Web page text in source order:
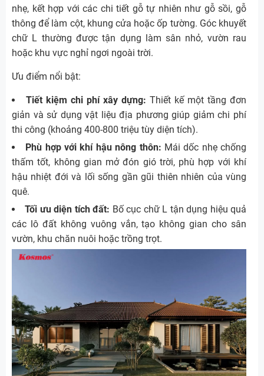
nhẹ, kết hợp với các chi tiết gỗ tự nhiên như gỗ sồi, gỗ
thông để làm cột, khung cửa hoặc ốp tường. Góc khuyết
chữ L thường được tận dụng làm sân nhỏ, vườn rau
hoặc khu vực nghỉ ngơi ngoài trời.
Ưu điểm nổi bật:
Tiết kiệm chi phí xây dựng: Thiết kế một tầng đơn
giản và sử dụng vật liệu địa phương giúp giảm chi phí
thi công (khoảng 400-800 triệu tùy diện tích).
Phù hợp với khí hậu nông thôn: Mái dốc nhẹ chống
thấm tốt, không gian mở đón gió trời, phù hợp với khí
hậu nhiệt đới và lối sống gần gũi thiên nhiên của vùng
quê.
Tối ưu diện tích đất: Bố cục chữ L tận dụng hiệu quả
các lô đất không vuông vắn, tạo không gian cho sân
vườn, khu chăn nuôi hoặc trồng trọt.